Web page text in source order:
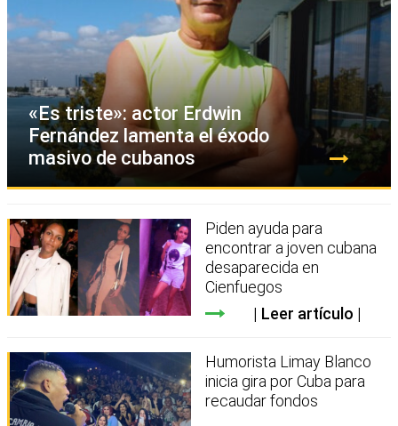
«Es triste»: actor Erdwin
Fernández lamenta el éxodo
masivo de cubanos
Piden ayuda para
encontrar a joven cubana
desaparecida en
Cienfuegos
Leer artículo
Humorista Limay Blanco
inicia gira por Cuba para
recaudar fondos